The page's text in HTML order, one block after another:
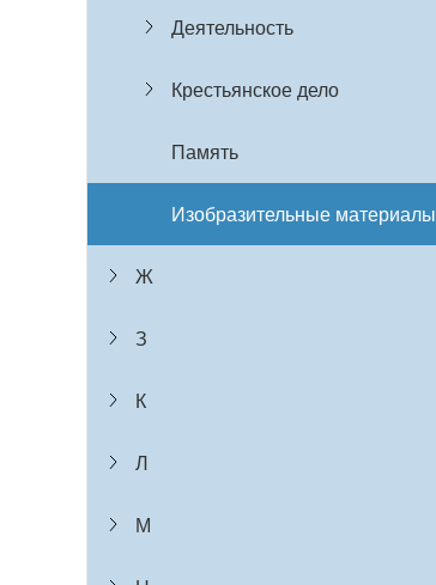
Деятельность
Крестьянское дело
Память
Изобразительные материалы
Ж
З
К
Л
М